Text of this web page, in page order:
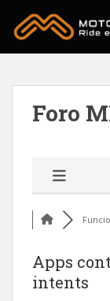
Foro
Apps
intents